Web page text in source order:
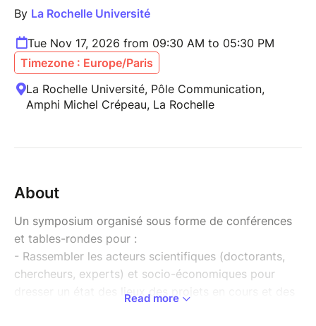
By La Rochelle Université
Tue Nov 17, 2026 from 09:30 AM to 05:30 PM
Timezone : Europe/Paris
La Rochelle Université, Pôle Communication,
Amphi Michel Crépeau, La Rochelle
About
Un symposium organisé sous forme de conférences
et tables-rondes pour :
- Rassembler les acteurs scientifiques (doctorants,
chercheurs, experts) et socio-économiques pour
dresser un état des lieux des projets en cours et des
Read more